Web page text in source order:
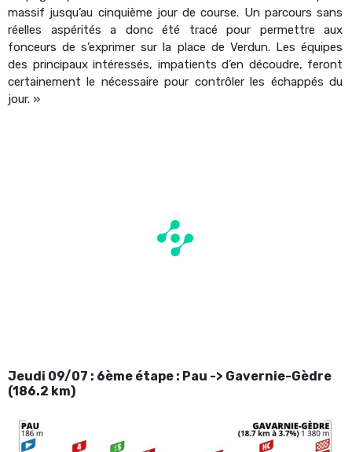
massif jusqu’au cinquième jour de course. Un parcours sans
réelles aspérités a donc été tracé pour permettre aux
fonceurs de s’exprimer sur la place de Verdun. Les équipes
des principaux intéressés, impatients d’en découdre, feront
certainement le nécessaire pour contrôler les échappés du
jour. »
Jeudi 09/07 : 6ème étape : Pau -> Gavernie-Gèdre
(186.2 km)